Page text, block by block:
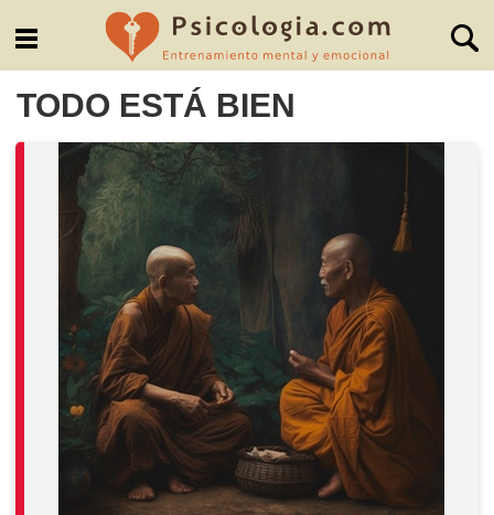
TODO ESTÁ BIEN